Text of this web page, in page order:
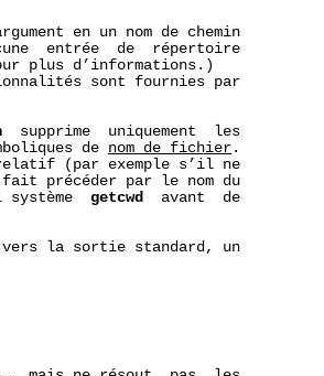
en un nom de chemin
entrée  de  répertoire
plus d’informations.)
sont fournies par
  supprime  uniquement  les
de nom_de_fichier .
relatif (par exemple s’il ne
précéder par le nom du
système
getcwd
  avant  de
la sortie standard, un